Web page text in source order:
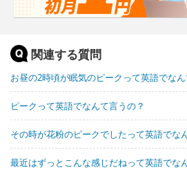
関連する質問
お昼の2時頃が眠気のピークって英語でな
ピークって英語でなんて言うの？
その時が花粉のピークでしたって英語でな
最近はずっとこんな感じだねって英語でな